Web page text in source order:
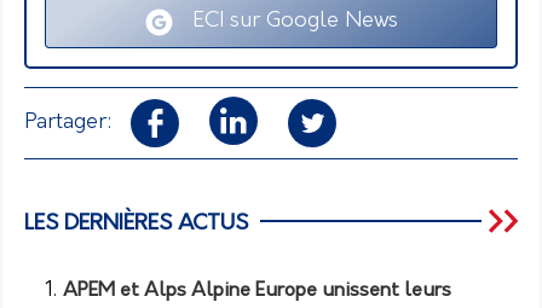
ECI sur Google News
Partager:
LES DERNIÈRES ACTUS
APEM et Alps Alpine Europe unissent leurs